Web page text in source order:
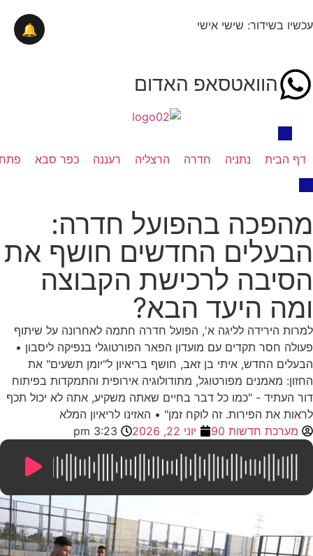
עכשיו בשידור: שישי אישי
הוואטסאפ האדום
דף הבית נתניה חדרה הרצליה רעננה כפר סבא
מהפכה בהפועל חדרה:
הבעלים החדשים חושף את
הסיבה לרכישת הקבוצה
ומה היעד הבא?
למרות הירידה לליגה א', הפועל חדרה חתמה לאחרונה על שיתוף
פעולה חסר תקדים עם מועדון הפאר הפורטוגלי בנפיקה ליסבון •
הבעלים החדש, איתי בן זאב, חושף בריאיון ל"יומן תשעים" את
החזון: מאמנים מפורטוגל, מתודולוגיה אירופית והתמקדות בפיתוח
דור העתיד - "כמו כל דבר בחיים שאתה משקיע, אתה לא יכול תכף
לראות את הפירות. זה לוקח זמן" • האזינו לריאיון המלא
מערכת חדשות 90
יוני 22, 2026 3:23 pm
/
🔔